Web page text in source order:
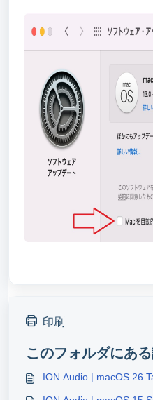
印刷
このフォルダにあ
ION Audio | macOS 26